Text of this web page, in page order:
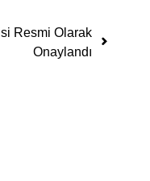
Resmi Olarak
Onaylandı